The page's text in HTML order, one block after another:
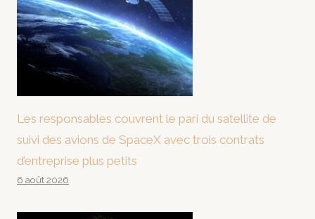
Les responsables couvrent le pari du satellite de
suivi des avions de SpaceX avec trois contrats
d’entreprise plus petits
6 août 2026